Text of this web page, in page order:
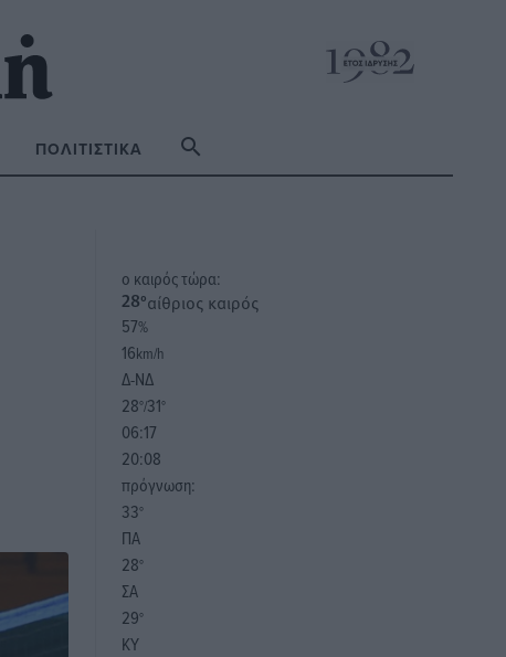
ΠΟΛΙΤΙΣΤΙΚΆ
o καιρός τώρα:
28°αίθριος καιρός
57%
16km/h
Δ-ΝΔ
28°/31°
06:17
20:08
πρόγνωση:
33°
ΠΑ
28°
ΣΑ
29°
ΚΥ